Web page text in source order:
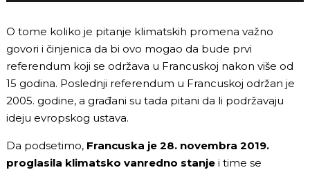
O tome koliko je pitanje klimatskih promena važno
govori i činjenica da bi ovo mogao da bude prvi
referendum koji se održava u Francuskoj nakon više od
15 godina. Poslednji referendum u Francuskoj održan je
2005. godine, a građani su tada pitani da li podržavaju
ideju evropskog ustava.
Da podsetimo, Francuska je 28. novembra 2019.
proglasila klimatsko vanredno stanje i time se